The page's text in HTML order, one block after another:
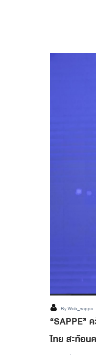
ByWeb_sappe
“SAPPE”
ไทย สะท้อน